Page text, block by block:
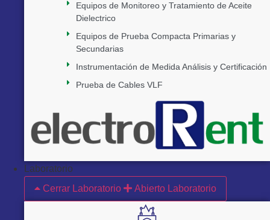
Equipos de Monitoreo y Tratamiento de Aceite
Dielectrico
Equipos de Prueba Compacta Primarias y
Secundarias
Instrumentación de Medida Análisis y Certificación
Prueba de Cables VLF
Laboratorio
Cerrar Laboratorio
Abierto Laboratorio